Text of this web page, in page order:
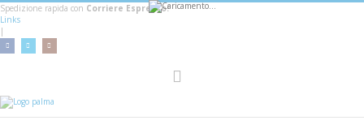
Spedizione rapida con Corriere Espresso!
Links
|